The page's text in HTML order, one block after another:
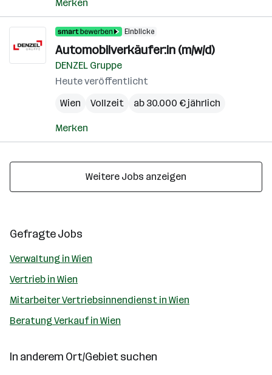
Merken
Einblicke
Automobilverkäufer:in (m/w/d)
DENZEL Gruppe
Heute veröffentlicht
Wien
Vollzeit ab 30.000 € jährlich
Merken
Weitere Jobs anzeigen
Gefragte Jobs
Verwaltung in Wien
Vertrieb in Wien
Mitarbeiter Vertriebsinnendienst in Wien
Beratung Verkauf in Wien
In anderem Ort/Gebiet suchen